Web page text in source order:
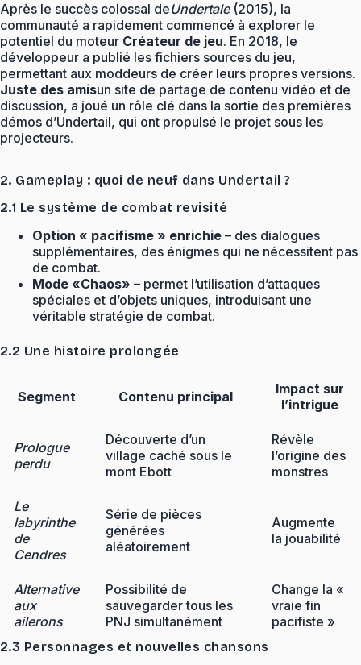
Après le succès colossal deUndertale(2015), la
communauté a rapidement commencé à explorer le
potentiel du moteur Créateur de jeu. En 2018, le
développeur a publié les fichiers sources du jeu,
permettant aux moddeurs de créer leurs propres versions.
Juste des amisun site de partage de contenu vidéo et de
discussion, a joué un rôle clé dans la sortie des premières
démos d’Undertail, qui ont propulsé le projet sous les
projecteurs.
2. Gameplay : quoi de neuf dans Undertail ?
2.1 Le système de combat revisité
Option « pacifisme » enrichie – des dialogues
supplémentaires, des énigmes qui ne nécessitent pas
de combat.
Mode «Chaos» – permet l’utilisation d’attaques
spéciales et d’objets uniques, introduisant une
véritable stratégie de combat.
2.2 Une histoire prolongée
Segment Contenu principal
Impact sur
l’intrigue
Prologue
perdu
Découverte d’un
village caché sous le
mont Ebott
Révèle
l’origine des
monstres
Le
labyrinthe
de
Cendres
Série de pièces
générées
aléatoirement
Augmente
la jouabilité
Alternative
aux
ailerons
Possibilité de
sauvegarder tous les
PNJ simultanément
Change la «
vraie fin
pacifiste »
2.3 Personnages et nouvelles chansons